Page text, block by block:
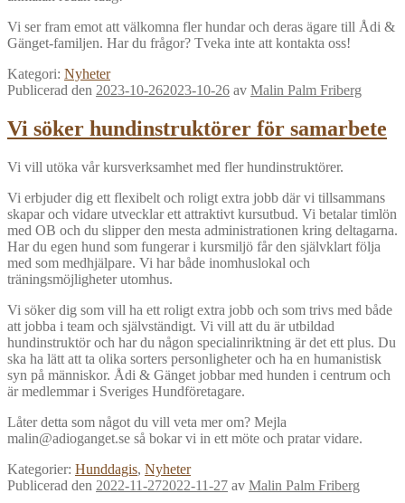
Vi ser fram emot att välkomna fler hundar och deras ägare till Ådi &
Gänget-familjen. Har du frågor? Tveka inte att kontakta oss!
Kategori: Nyheter
Publicerad den 2023-10-262023-10-26 av Malin Palm Friberg
Vi söker hundinstruktörer för samarbete
Vi vill utöka vår kursverksamhet med fler hundinstruktörer.
Vi erbjuder dig ett flexibelt och roligt extra jobb där vi tillsammans
skapar och vidare utvecklar ett attraktivt kursutbud. Vi betalar timlön
med OB och du slipper den mesta administrationen kring deltagarna.
Har du egen hund som fungerar i kursmiljö får den självklart följa
med som medhjälpare. Vi har både inomhuslokal och
träningsmöjligheter utomhus.
Vi söker dig som vill ha ett roligt extra jobb och som trivs med både
att jobba i team och självständigt. Vi vill att du är utbildad
hundinstruktör och har du någon specialinriktning är det ett plus. Du
ska ha lätt att ta olika sorters personligheter och ha en humanistisk
syn på människor. Ådi & Gänget jobbar med hunden i centrum och
är medlemmar i Sveriges Hundföretagare.
Låter detta som något du vill veta mer om? Mejla
malin@adioganget.se så bokar vi in ett möte och pratar vidare.
Kategorier: Hunddagis, Nyheter
Publicerad den 2022-11-272022-11-27 av Malin Palm Friberg